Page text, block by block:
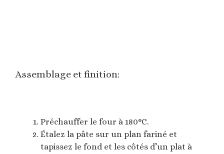
Assemblage et finition:
Préchauffer le four à 180°C.
Étalez la pâte sur un plan fariné et
tapissez le fond et les côtés d’un plat à